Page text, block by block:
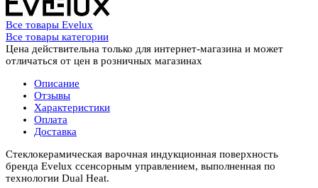
Все товары Evelux
Все товары категории
Цена действительна только для интернет-магазина и может
отличаться от цен в розничных магазинах
Описание
Отзывы
Характеристики
Оплата
Доставка
Стеклокерамическая варочная индукционная поверхность
бренда Evelux ссенсорным управлением, выполненная по
технологии Dual Heat.